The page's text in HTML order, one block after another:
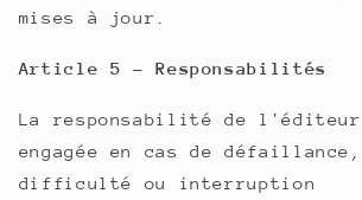
mises à jour.
Article 5 - Responsabilités
La responsabilité de
engagée en cas de défaillance,
difficulté ou interruption